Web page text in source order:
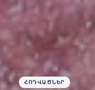
ՀՈԴՎԱԾՆԵՐ